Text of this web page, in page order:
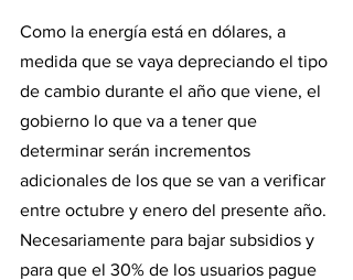
Como la energía está en dólares, a
medida que se vaya depreciando el tipo
de cambio durante el año que viene, el
gobierno lo que va a tener que
determinar serán incrementos
adicionales de los que se van a verificar
entre octubre y enero del presente año.
Necesariamente para bajar subsidios y
para que el 30% de los usuarios pague